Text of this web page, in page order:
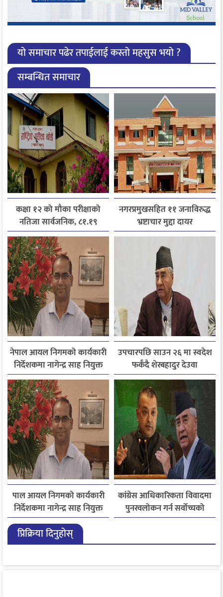
यो समाचार पढेर तपाईलाई कस्तो महसुस भयो ?
सम्बन्धित समाचार
कक्षा १२ को मौका परीक्षाको
नतिजा सार्वजनिक, ८१.१९
प्रतिशत विद्यार्थी उत्तीर्ण
नगरप्रमुखसहित ११ जनाविरुद्ध
भ्रष्टाचार मुद्दा दायर
नेपाल आयल निगमको कार्यकारी
निर्देशकमा नागेन्द्र साह नियुक्त
उपचारपछि साउन २६ मा स्वदेश
फर्कँदै शेरबहादुर देउवा
पाल आयल निगमको कार्यकारी
निर्देशकमा नागेन्द्र साह नियुक्त
कांग्रेस आधिकारिकता विवादमा
पुनरवलोकन गर्न सर्वोच्चको
अनुमति
प्रिक्रिया दिनुहोस्